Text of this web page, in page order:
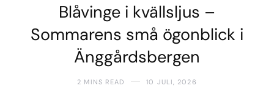
Blåvinge i kvällsljus –
Sommarens små ögonblick i
Änggårdsbergen
2 MINS READ 10 JULI, 2026